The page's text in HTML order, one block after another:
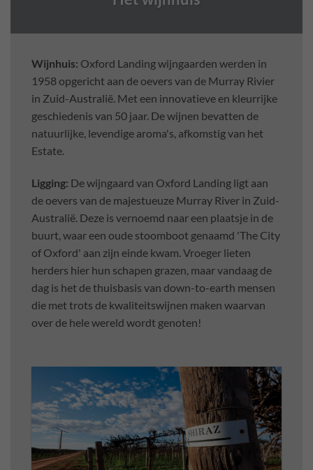
Wijnhuis: Oxford Landing wijngaarden werden in
1958 opgericht aan de oevers van de Murray Rivier
in Zuid-Australië. Met een innovatieve en kleurrijke
geschiedenis van 50 jaar. De wijnen bevatten de
natuurlijke, levendige aroma's, afkomstig van het
Estate.
Ligging: De wijngaard van Oxford Landing ligt aan
de oevers van de majestueuze Murray River in Zuid-
Australië. Deze is vernoemd naar een plaatsje in de
buurt, waar een oude stoomboot genaamd 'The City
of Oxford' aan zijn einde kwam. Vroeger lieten
herders hier hun schapen grazen, maar vandaag de
dag is het de thuisbasis van down-to-earth mensen
die met trots de kwaliteitswijnen maken waarvan
over de hele wereld wordt genoten!